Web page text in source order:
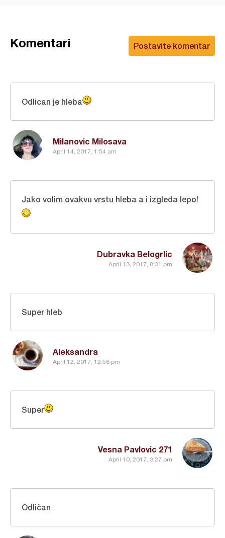
Postavite komentar
Komentari
Milanovic Milosava
April 14, 2017, 1:54 am
Odlican je hleba
Dubravka Belogrlic
April 13, 2017, 8:31 pm
Jako volim ovakvu vrstu hleba a i izgleda lepo!
Aleksandra
April 12, 2017, 12:58 pm
Super hleb
Vesna Pavlovic 271
April 10, 2017, 3:27 pm
Super
Odličan